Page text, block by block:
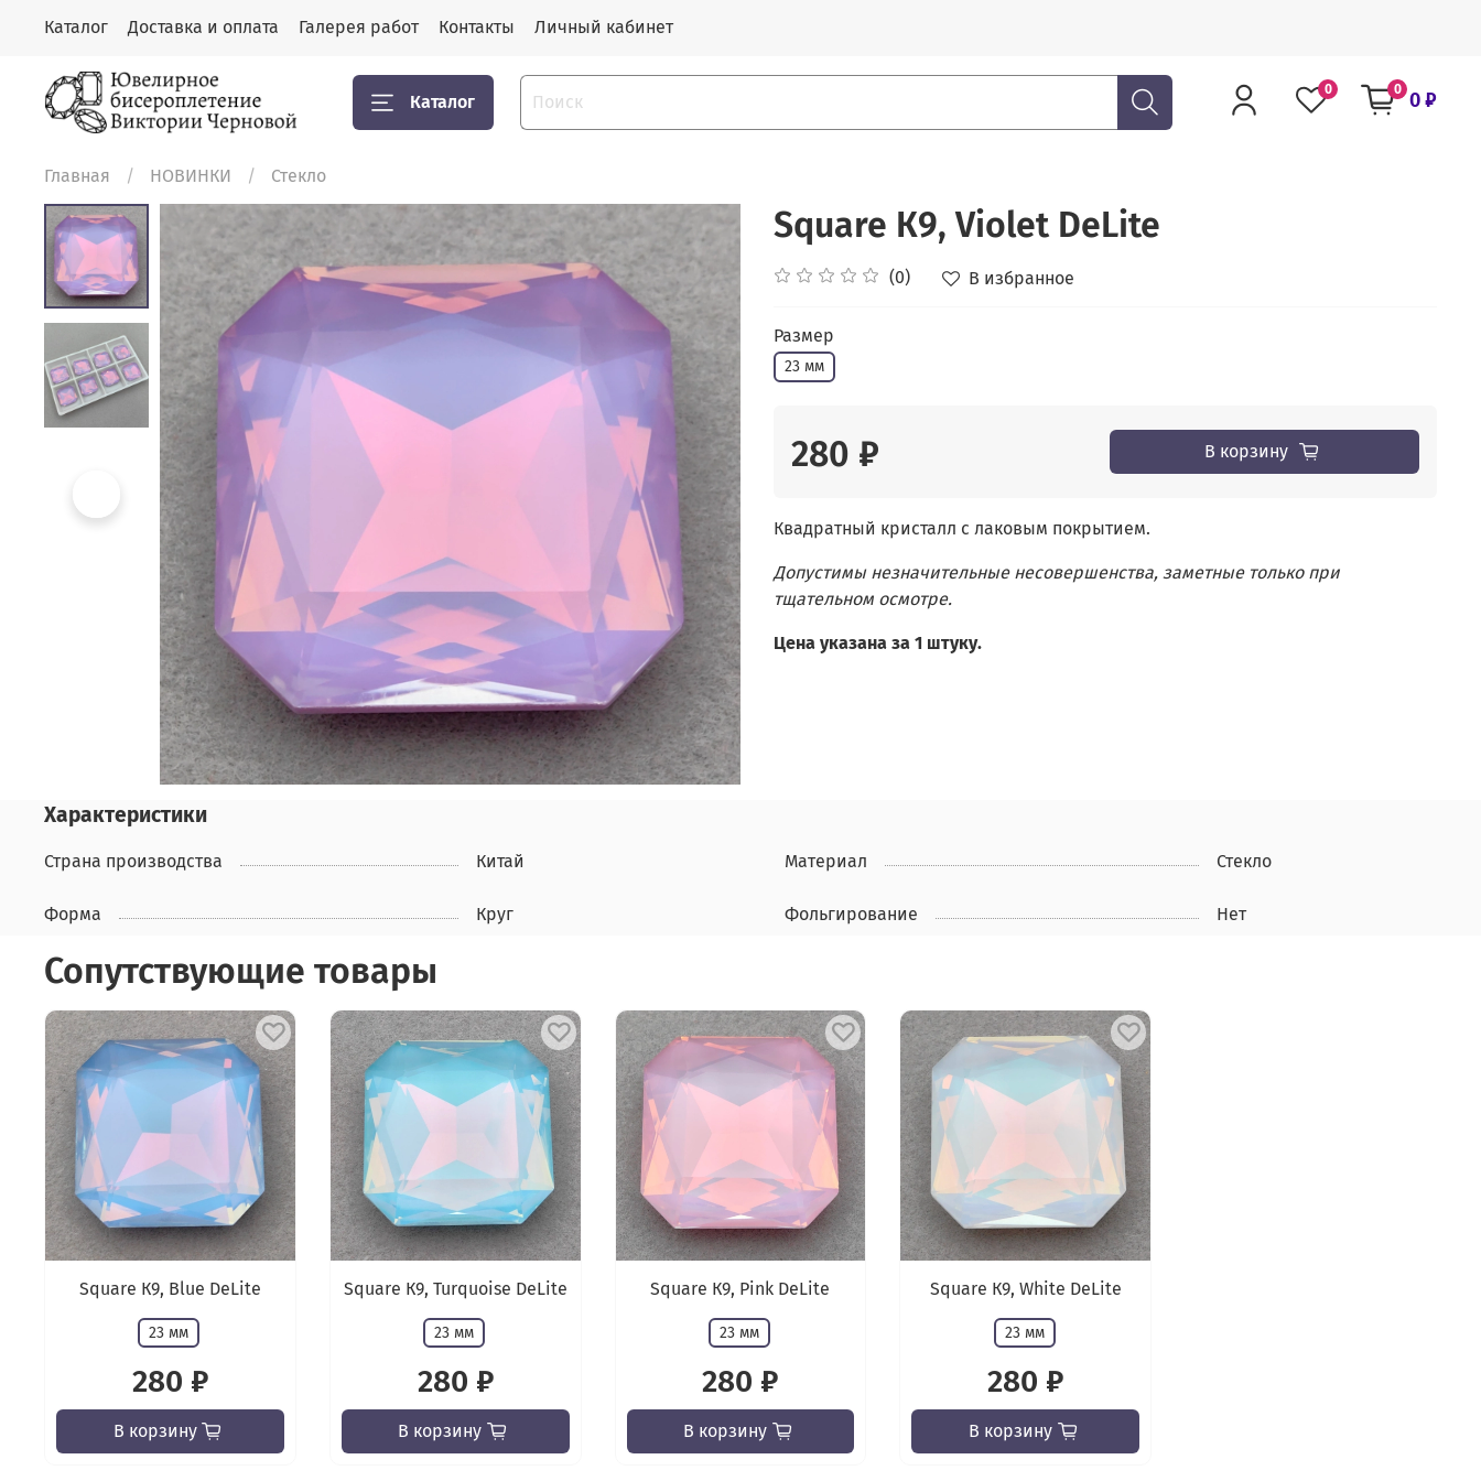
Каталог Доставка и оплата Галерея работ Контакты Личный кабинет
Каталог
0 0 0 ₽
Главная НОВИНКИ Стекло
Square К9, Violet DeLite
(0) В избранное
Размер
23 мм
280 ₽ В корзину
Квадратный кристалл с лаковым покрытием.
Допустимы незначительные несовершенства, заметные только при
тщательном осмотре.
Цена указана за 1 штуку.
Характеристики
Страна производства Китай Материал Стекло
Форма Круг Фольгирование Нет
Сопутствующие товары
Square К9, Blue DeLite
23 мм
280 ₽
В корзину
Square К9, Turquoise DeLite
23 мм
280 ₽
В корзину
Square К9, Pink DeLite
23 мм
280 ₽
В корзину
Square К9, White DeLite
23 мм
280 ₽
В корзину